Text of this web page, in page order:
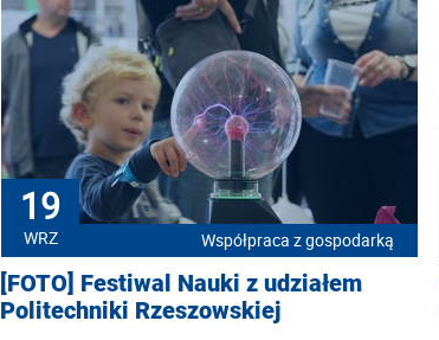
19
WRZ Współpraca z gospodarką
[FOTO] Festiwal Nauki z udziałem
Politechniki Rzeszowskiej